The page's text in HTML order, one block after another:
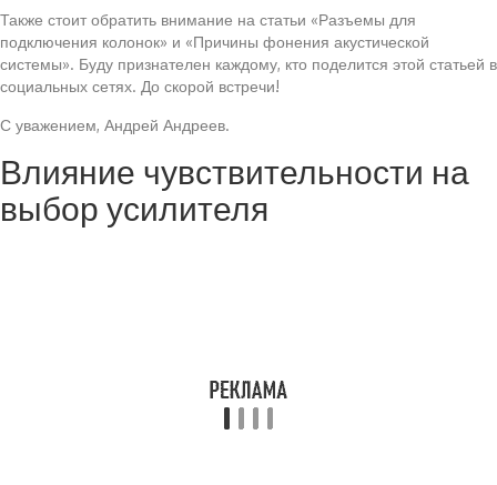
Также стоит обратить внимание на статьи «Разъемы для
подключения колонок» и «Причины фонения акустической
системы». Буду признателен каждому, кто поделится этой статьей в
социальных сетях. До скорой встречи!
С уважением, Андрей Андреев.
Влияние чувствительности на
выбор усилителя